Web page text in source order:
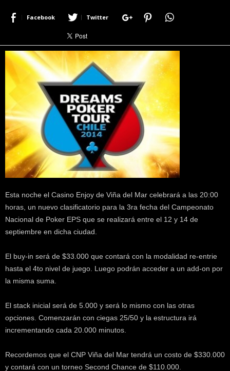
Facebook Twitter
Esta noche el Casino Enjoy de Viña del Mar celebrará a las 20:00
horas, un nuevo clasificatorio para la 3ra fecha del Campeonato
Nacional de Poker EPS que se realizará entre el 12 y 14 de
septiembre en dicha ciudad.
El buy-in será de $33.000 que contará con la modalidad re-entrie
hasta el 4to nivel de juego. Luego podrán acceder a un add-on por
la misma suma.
El stack inicial será de 5.000 y será lo mismo con las otras
opciones. Comenzarán con ciegas 25/50 y la estructura irá
incrementando cada 20.000 minutos.
Recordemos que el CNP Viña del Mar tendrá un costo de $330.000
y contará con un torneo Second Chance de $110.000.